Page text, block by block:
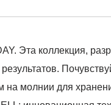
Эта коллекция,
молнии для